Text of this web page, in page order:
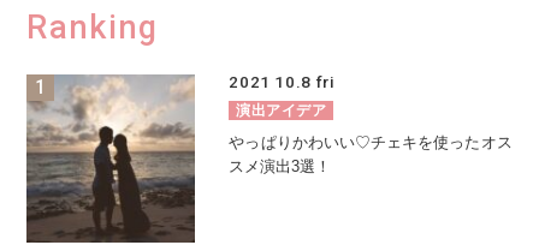
Ranking
2021 10.8 fri
演出アイデア
やっぱりかわいい♡チェキを使ったオス
スメ演出3選！